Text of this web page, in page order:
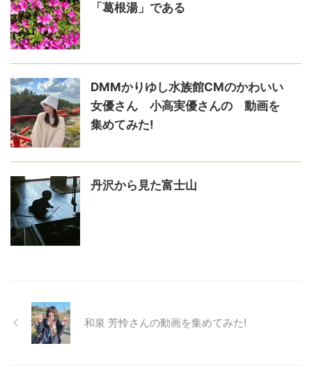
「葛根湯」である
DMMかりゆし水族館CMのかわいい
女優さん 小高実優さんの゙動画を
集めてみた!
丹沢から見た富士山
和泉 芳怜さんの動画を集めてみた!